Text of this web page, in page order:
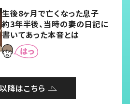
生後8ヶ月で亡くなった息子
約3年半後、当時の妻の日記に
書いてあった本音とは
降はこちら